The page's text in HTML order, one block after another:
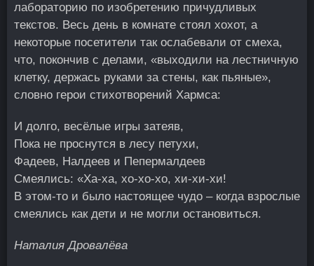
лабораторию по изобретению причудливых
текстов. Весь день в комнате стоял хохот, а
некоторые посетители так ослабевали от смеха,
что, покончив с делами, «выходили на лестничную
клетку, держась руками за стены, как пьяные»,
словно герои стихотворений Хармса:
И долго, весёлые игры затеяв,
Пока не проснутся в лесу петухи,
Фадеев, Налдеев и Пепермалдеев
Смеялись: «Ха-ха, хо-хо-хо, хи-хи-хи!
В этом-то и было настоящее чудо – когда взрослые
смеялись как дети и не могли остановиться.
Наталия Дровалёва